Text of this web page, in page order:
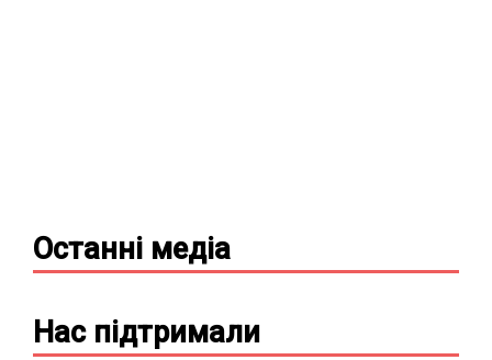
Останні медіа
Нас підтримали